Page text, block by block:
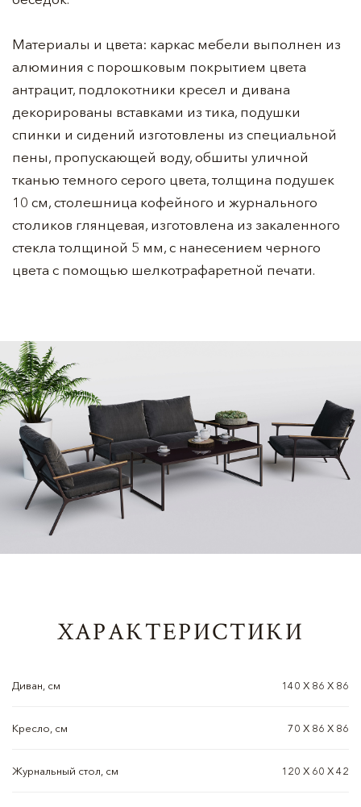
Материалы и цвета: каркас мебели выполнен из
алюминия с порошковым покрытием цвета
антрацит, подлокотники кресел и дивана
декорированы вставками из тика, подушки
спинки и сидений изготовлены из специальной
пены, пропускающей воду, обшиты уличной
тканью темного серого цвета, толщина подушек
10 см, столешница кофейного и журнального
столиков глянцевая, изготовлена из закаленного
стекла толщиной 5 мм, с нанесением черного
цвета с помощью шелкотрафаретной печати.
ХАРАКТЕРИСТИКИ
Диван, см 140 Х 86 Х 86
Кресло, см 70 Х 86 Х 86
Журнальный стол, см 120 Х 60 Х 42